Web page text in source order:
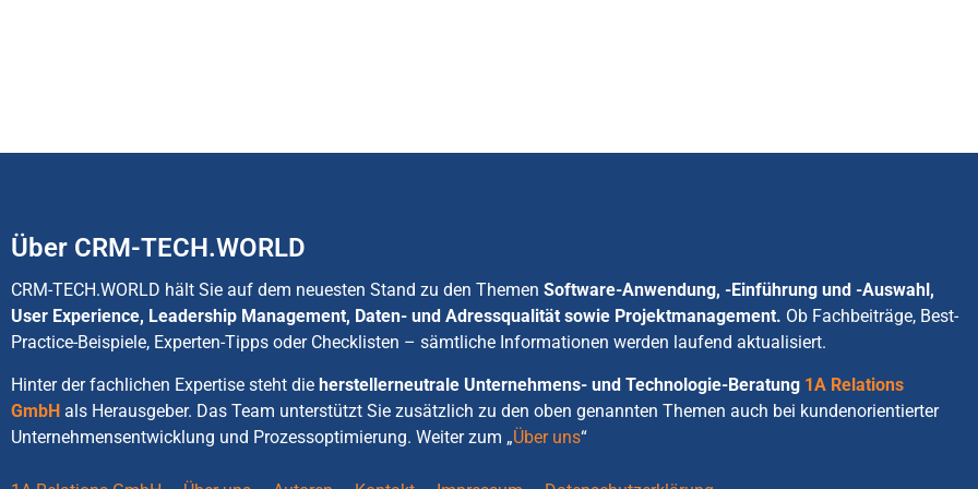
Über CRM-TECH.WORLD
CRM-TECH.WORLD hält Sie auf dem neuesten Stand zu den Themen Software-Anwendung, -Einführung und -Auswahl,
User Experience, Leadership Management, Daten- und Adressqualität sowie Projektmanagement. Ob Fachbeiträge, Best-
Practice-Beispiele, Experten-Tipps oder Checklisten – sämtliche Informationen werden laufend aktualisiert.
Hinter der fachlichen Expertise steht die herstellerneutrale Unternehmens- und Technologie-Beratung 1A Relations
GmbHals Herausgeber. Das Team unterstützt Sie zusätzlich zu den oben genannten Themen auch bei kundenorientierter
Unternehmensentwicklung und Prozessoptimierung. Weiter zum „Über uns“